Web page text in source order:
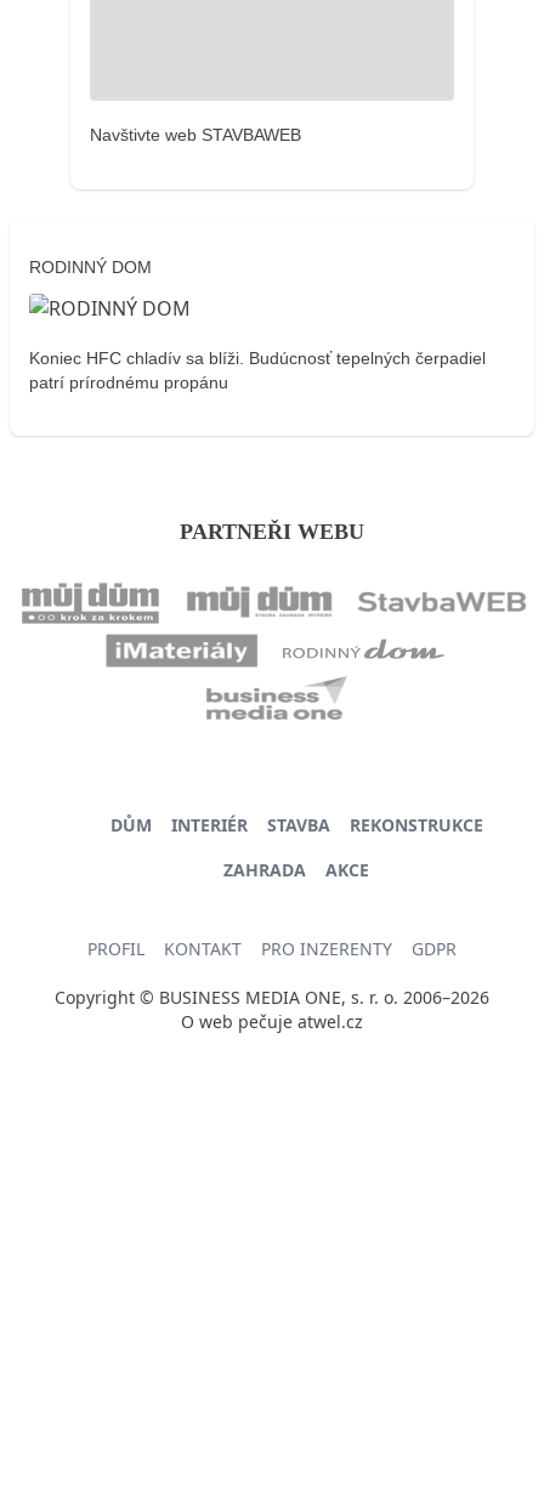
Navštivte web STAVBAWEB
RODINNÝ DOM
Koniec HFC chladív sa blíži. Budúcnosť tepelných čerpadiel
patrí prírodnému propánu
PARTNEŘI WEBU
DŮM INTERIÉR STAVBA
REKONSTRUKCE
ZAHRADA
AKCE
PROFIL KONTAKT PRO INZERENTY GDPR
Copyright © BUSINESS MEDIA ONE, s. r. o. 2006–2026